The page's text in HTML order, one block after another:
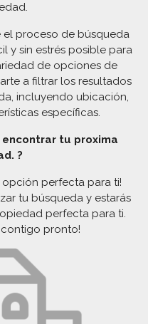
el proceso de búsqueda
y sin estrés posible para
de opciones de
a filtrar los resultados
incluyendo ubicación,
específicas.
tu proxima
?
opción perfecta para ti!
tu búsqueda y estarás
perfecta para ti.
contigo pronto!